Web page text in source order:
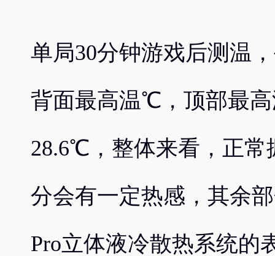
单局30分钟游戏后测温
背面最高温℃，顶部最
28.6℃，整体来看，正常
分会有一定热感，其余
Pro立体液冷散热系统的